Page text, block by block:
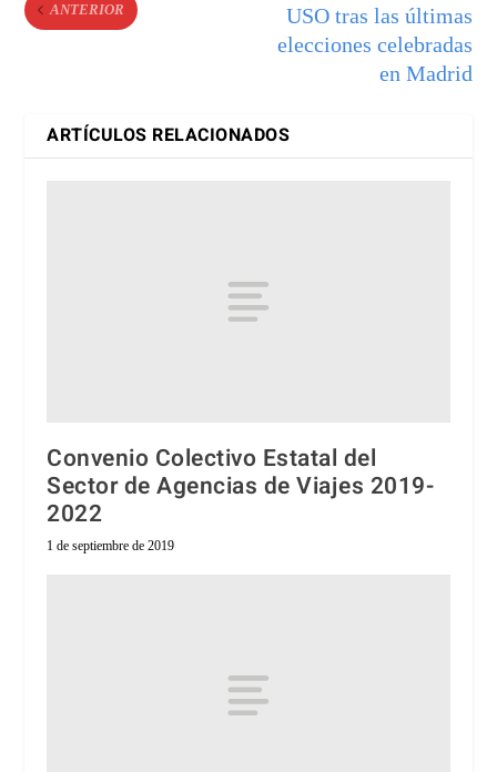
ANTERIOR
USO tras las últimas
elecciones celebradas
en Madrid
ARTÍCULOS RELACIONADOS
Convenio Colectivo Estatal del
Sector de Agencias de Viajes 2019-
2022
1 de septiembre de 2019